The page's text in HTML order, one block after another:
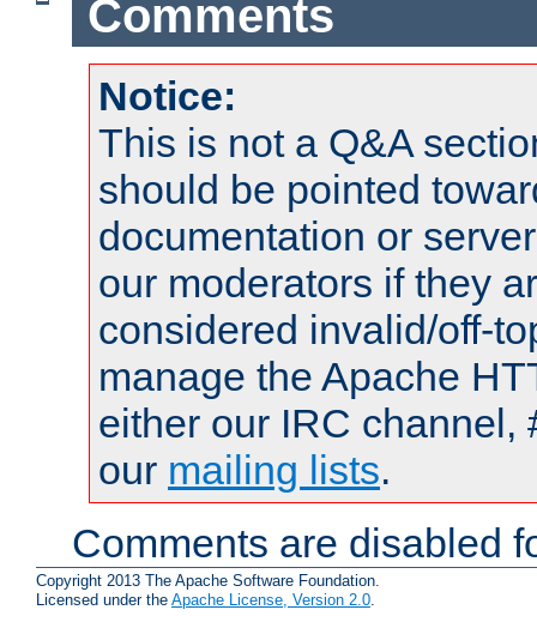
Comments
Notice:
This is not a Q&A
should be pointed
documentation or
our moderators if they
considered invalid/off-
manage the Apache
either our IRC channel,
our mailing lists.
Comments are disabled
Copyright 2013 The Apache Software Foundation.
Licensed under the Apache License, Version 2.0